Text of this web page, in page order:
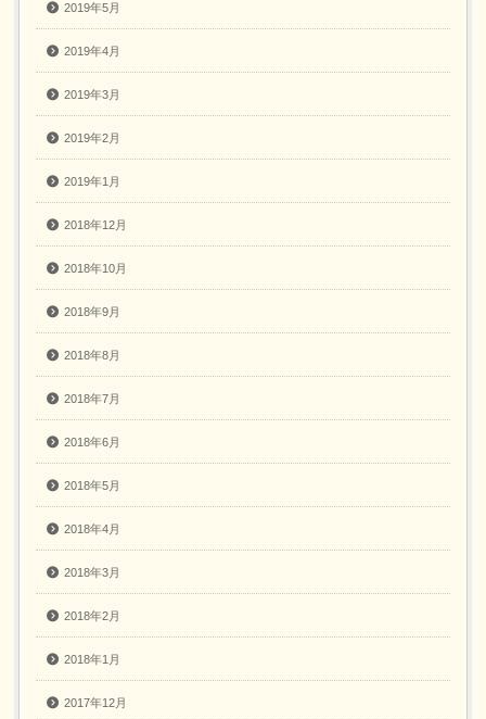
2019年5月
2019年4月
2019年3月
2019年2月
2019年1月
2018年12月
2018年10月
2018年9月
2018年8月
2018年7月
2018年6月
2018年5月
2018年4月
2018年3月
2018年2月
2018年1月
2017年12月